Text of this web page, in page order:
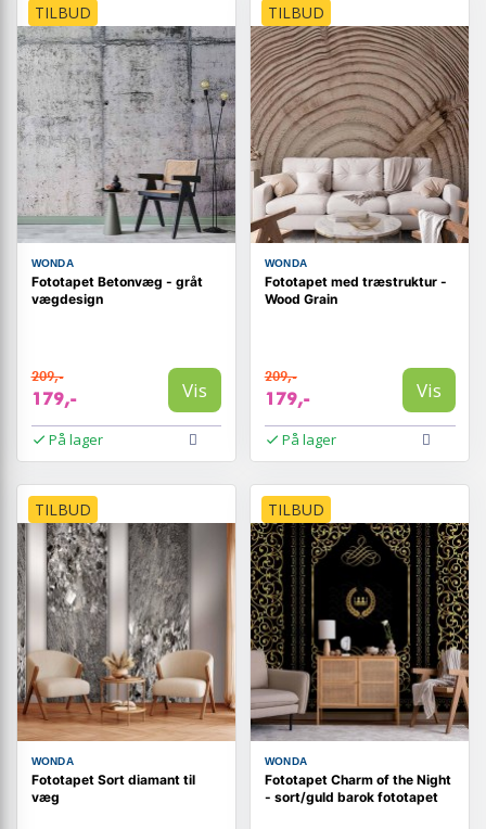
TILBUD
WONDA
Fototapet Betonvæg - gråt
vægdesign
209,-
179,- Vis
På lager
TILBUD
WONDA
Fototapet med træstruktur -
Wood Grain
209,-
179,- Vis
På lager
TILBUD
WONDA
Fototapet Sort diamant til
væg
TILBUD
WONDA
Fototapet Charm of the Night
- sort/guld barok fototapet